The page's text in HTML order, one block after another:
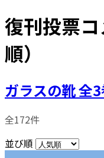
復刊投票
順）
ガラスの靴 全
全172件
並び順